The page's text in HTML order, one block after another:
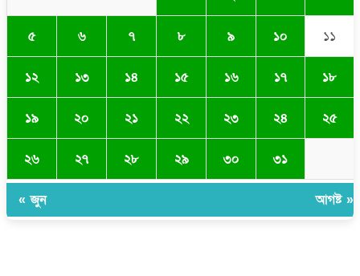
৫ ৬ ৭ ৮ ৯ ১০ ১১
১২ ১৩ ১৪ ১৫ ১৬ ১৭ ১৮
১৯ ২০ ২১ ২২ ২৩ ২৪ ২৫
২৬ ২৭ ২৮ ২৯ ৩০ ৩১
« জুন আগষ্ট »